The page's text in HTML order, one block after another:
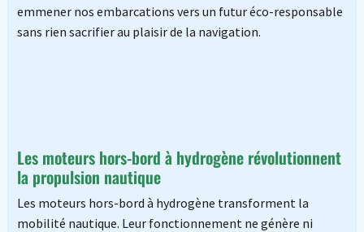
emmener nos embarcations vers un futur éco-responsable
sans rien sacrifier au plaisir de la navigation.
Les moteurs hors-bord à hydrogène révolutionnent
la propulsion nautique
Les moteurs hors-bord à hydrogène transforment la
mobilité nautique. Leur fonctionnement ne génère ni